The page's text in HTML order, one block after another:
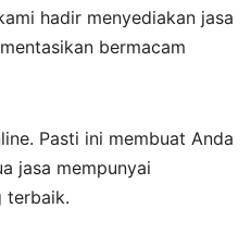
hadir menyediakan jasa
bermacam
Pasti ini membuat Anda
jasa mempunyai
terbaik.